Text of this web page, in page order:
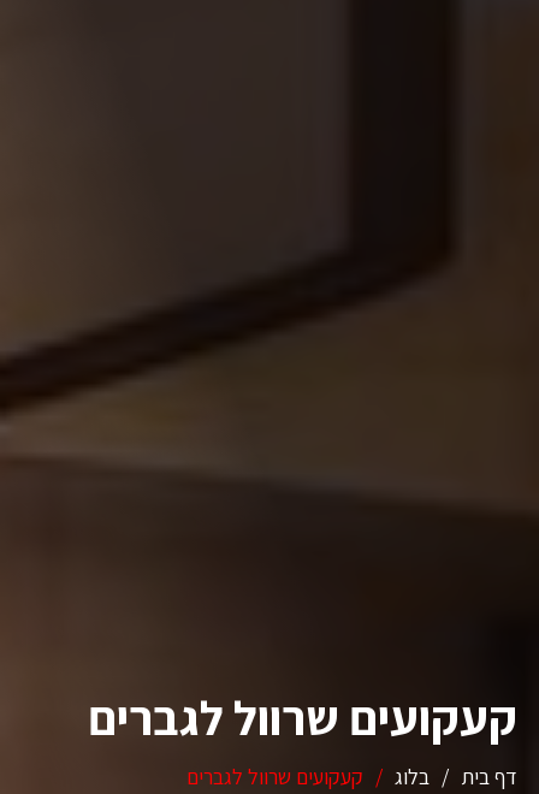
קעקועים שרוול לגברים
דף בית / בלוג / קעקועים שרוול לגברים